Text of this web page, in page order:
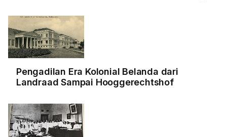
Pengadilan Era Kolonial Belanda dari
Landraad Sampai Hooggerechtshof